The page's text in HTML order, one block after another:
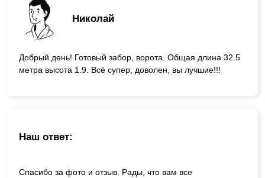
Николай
Добрый день! Готовый забор, ворота. Общая длина 32.5
метра высота 1.9. Всё супер, доволен, вы лучшие!!!
Наш ответ:
Спасибо за фото и отзыв. Рады, что вам все